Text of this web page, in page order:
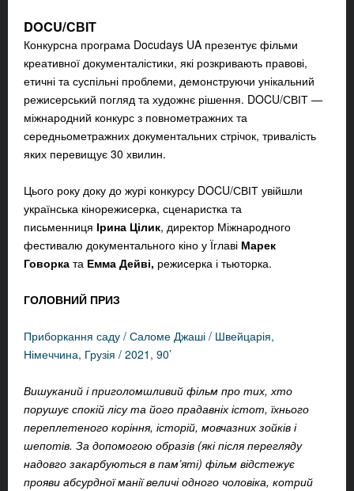
DOCU/СВІТ
Конкурсна програма Docudays UA презентує фільми
креативної документалістики, які розкривають правові,
етичні та суспільні проблеми, демонструючи унікальний
режисерський погляд та художнє рішення. DOCU/СВІТ —
міжнародний конкурс з повнометражних та
середньометражних документальних стрічок, тривалість
яких перевищує 30 хвилин.
Цього року доку до журі конкурсу DOCU/СВІТ увійшли
українська кінорежисерка, сценаристка та
письменниця Ірина Цілик, директор Міжнародного
фестивалю документального кіно у Їглаві Марек
Говорка та Емма Дейві, режисерка і тьюторка.
ГОЛОВНИЙ ПРИЗ
Приборкання саду / Саломе Джаші / Швейцарія,
Німеччина, Грузія / 2021, 90’
Вишуканий і приголомшливий фільм про тих, хто
порушує спокій лісу та його прадавніх істот, їхнього
переплетеного коріння, історій, мовчазних зойків і
шепотів. За допомогою образів (які після перегляду
надовго закарбуються в пам’яті) фільм відстежує
прояви абсурдної манії величі одного чоловіка, котрий